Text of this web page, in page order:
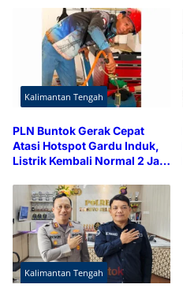
Kalimantan Tengah
PLN Buntok Gerak Cepat
Atasi Hotspot Gardu Induk,
Listrik Kembali Normal 2 Jam
Kalimantan Tengah